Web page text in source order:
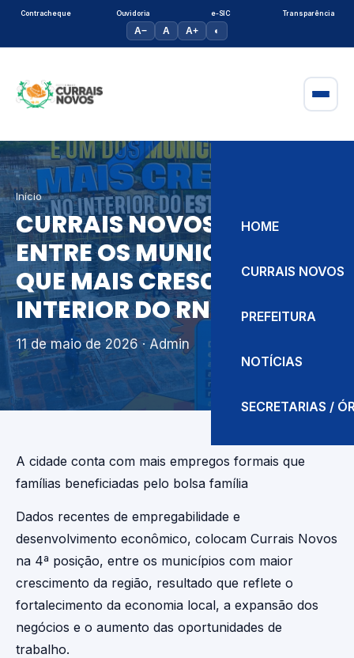
Contracheque Ouvidoria e-SIC Transparência
A− A A+ ◐
HOME
CURRAIS NOVOS
PREFEITURA
NOTÍCIAS
SECRETARIAS /
Início
CURRAIS NOVOS ESTÁ
ENTRE OS MUNICÍPIOS
QUE MAIS CRESCEM NO
INTERIOR DO RN
11 de maio de 2026· Admin
A cidade conta com mais empregos formais que
famílias beneficiadas pelo bolsa família
Dados recentes de empregabilidade e
desenvolvimento econômico, colocam Currais Novos
na 4ª posição, entre os municípios com maior
crescimento da região, resultado que reflete o
fortalecimento da economia local, a expansão dos
negócios e o aumento das oportunidades de
trabalho.